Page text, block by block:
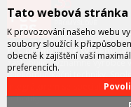
FCC průmyslové systémyje
zastupující významné
telekomunikační techniky.
integrátorem se specializací
robotiky.
Tato webová stránka
K provozování našeho webu
soubory sloužící k
obecně k zajištění vaší
preferencích.